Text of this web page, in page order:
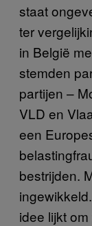
staat
ter
in België
stemden
partijen –
VLD en
een
bestrijden.
idee lijkt